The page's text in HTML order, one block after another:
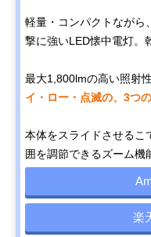
軽量・コンパクトながら
撃に強いLED懐中電灯。
最大1,800lmの高い照射
イ・ロー・点滅の、3つ
本体をスライドさせるこ
囲を調節できるズーム機
楽